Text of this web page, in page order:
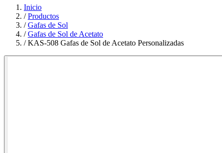
Inicio
/Productos
/Gafas de Sol
/Gafas de Sol de Acetato
/KAS-508 Gafas de Sol de Acetato Personalizadas